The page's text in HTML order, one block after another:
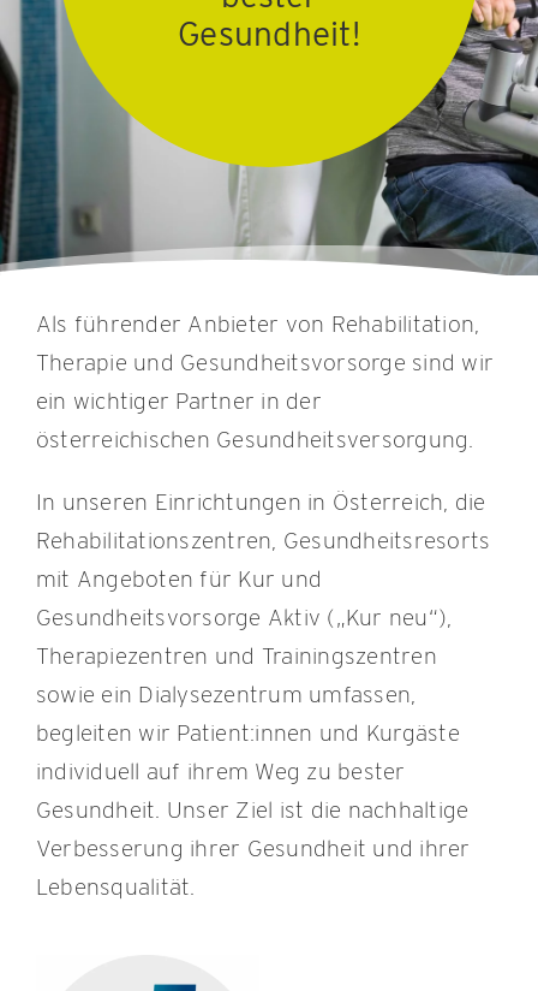
KONTAKT
Gesundheit!
Als führender Anbieter von Rehabilitation,
Therapie und Gesundheitsvorsorge sind wir
ein wichtiger Partner in der
österreichischen Gesundheitsversorgung.
In unseren Einrichtungen in Österreich, die
Rehabilitationszentren, Gesundheitsresorts
mit Angeboten für Kur und
Gesundheitsvorsorge Aktiv („Kur neu“),
Therapiezentren und Trainingszentren
sowie ein Dialysezentrum umfassen,
begleiten wir Patient:innen und Kurgäste
individuell auf ihrem Weg zu bester
Gesundheit. Unser Ziel ist die nachhaltige
Verbesserung ihrer Gesundheit und ihrer
Lebensqualität.